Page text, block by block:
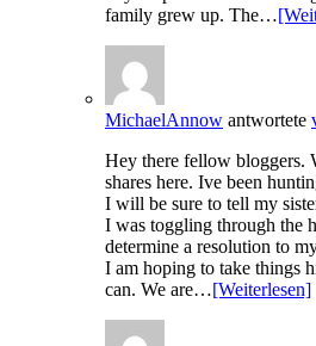
family grew up. The…
MichaelAnnow antwortete
Hey there fellow bloggers.
shares here. Ive been
I will be sure to tell my
I was toggling through the
determine a resolution to
I am hoping to take things
can. We are…[Weiterlesen]